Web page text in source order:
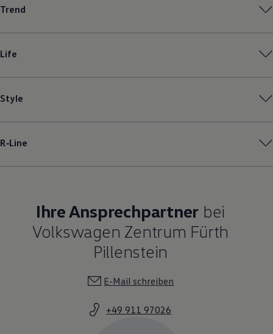
Trend
Life
Style
R‑Line
Ihre Ansprechpartner bei
Volkswagen Zentrum Fürth
Pillenstein
E-Mail schreiben
+49 911 97026